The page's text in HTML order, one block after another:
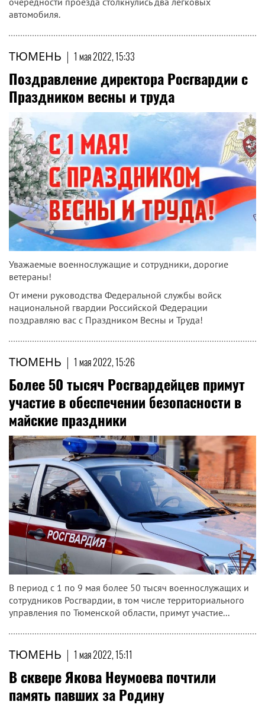
автомобиля.
ТЮМЕНЬ | 1 мая 2022, 15:33
Поздравление директора Росгвардии с
Праздником весны и труда
Уважаемые военнослужащие и сотрудники, дорогие
ветераны!
От имени руководства Федеральной службы войск
национальной гвардии Российской Федерации
поздравляю вас с Праздником Весны и Труда!
ТЮМЕНЬ | 1 мая 2022, 15:26
Более 50 тысяч Росгвардейцев примут
участие в обеспечении безопасности в
майские праздники
В период с 1 по 9 мая более 50 тысяч военнослужащих и
сотрудников Росгвардии, в том числе территориального
управления по Тюменской области, примут участие...
ТЮМЕНЬ | 1 мая 2022, 15:11
В сквере Якова Неумоева почтили
память павших за Родину